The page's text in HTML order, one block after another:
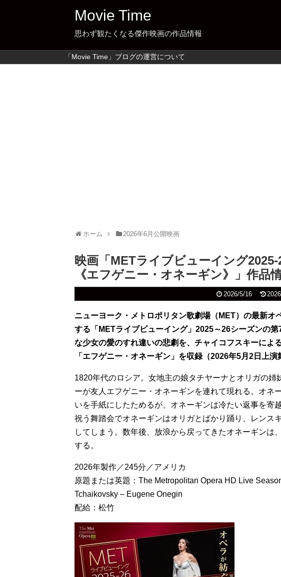
Movie Time
思わず観たくなる傑作映画の作品情報
「Movie Time」ブログの運営について
ホーム 2026年6月公開映画
映画「METライブビューイング
《エフゲニー・オネーギン》」作品
2026/5/16
ニューヨーク・メトロポリタン歌劇場（MET）の最新オ
する「METライブビューイング」2025～26シーズンの
な少女の愛のすれ違いの悲劇を、チャイコフスキーによ
「エフゲニー・オネーギン」を収録（2026年5月2日上演
1820年代のロシア。女地主の娘タチヤーナとオリガの姉
ーが友人エフゲニー・オネーギンを連れて現れる。オネ
いを手紙にしたためるが、オネーギンは冷たい返事を寄
祝う舞踏会でオネーギンはオリガとばかり踊り、レンス
してしまう。数年後、放浪から戻ってきたオネーギンは
する。
2026年製作／245分／アメリカ
原題または英題：The Metropolitan Opera HD Live
Tchaikovsky – Eugene Onegin
配給：松竹